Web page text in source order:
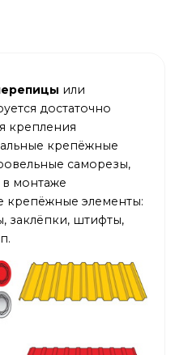
или
достаточно
крепления
крепёжные
саморезы,
монтаже
крепёжные элементы:
заклёпки, штифты,